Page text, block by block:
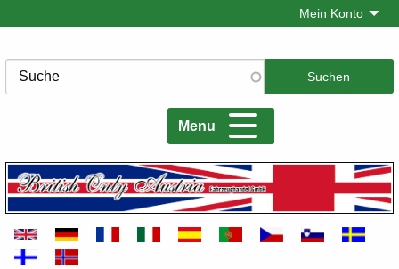
zum
Mein Konto
Suche
Menu